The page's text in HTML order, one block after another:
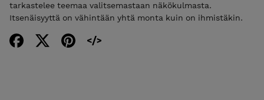
tarkastelee teemaa valitsemastaan näkökulmasta.
Itsenäisyyttä on vähintään yhtä monta kuin on ihmistäkin.